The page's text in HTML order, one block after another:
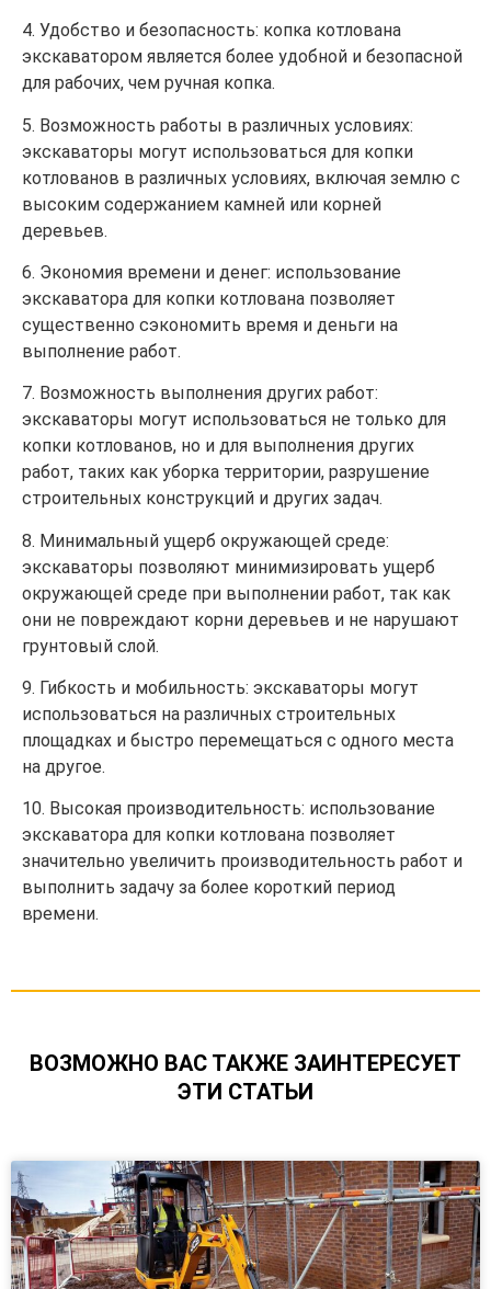
4. Удобство и безопасность: копка котлована
экскаватором является более удобной и безопасной
для рабочих, чем ручная копка.
5. Возможность работы в различных условиях:
экскаваторы могут использоваться для копки
котлованов в различных условиях, включая землю с
высоким содержанием камней или корней
деревьев.
6. Экономия времени и денег: использование
экскаватора для копки котлована позволяет
существенно сэкономить время и деньги на
выполнение работ.
7. Возможность выполнения других работ:
экскаваторы могут использоваться не только для
копки котлованов, но и для выполнения других
работ, таких как уборка территории, разрушение
строительных конструкций и других задач.
8. Минимальный ущерб окружающей среде:
экскаваторы позволяют минимизировать ущерб
окружающей среде при выполнении работ, так как
они не повреждают корни деревьев и не нарушают
грунтовый слой.
9. Гибкость и мобильность: экскаваторы могут
использоваться на различных строительных
площадках и быстро перемещаться с одного места
на другое.
10. Высокая производительность: использование
экскаватора для копки котлована позволяет
значительно увеличить производительность работ и
выполнить задачу за более короткий период
времени.
ВОЗМОЖНО ВАС ТАКЖЕ ЗАИНТЕРЕСУЕТ
ЭТИ СТАТЬИ